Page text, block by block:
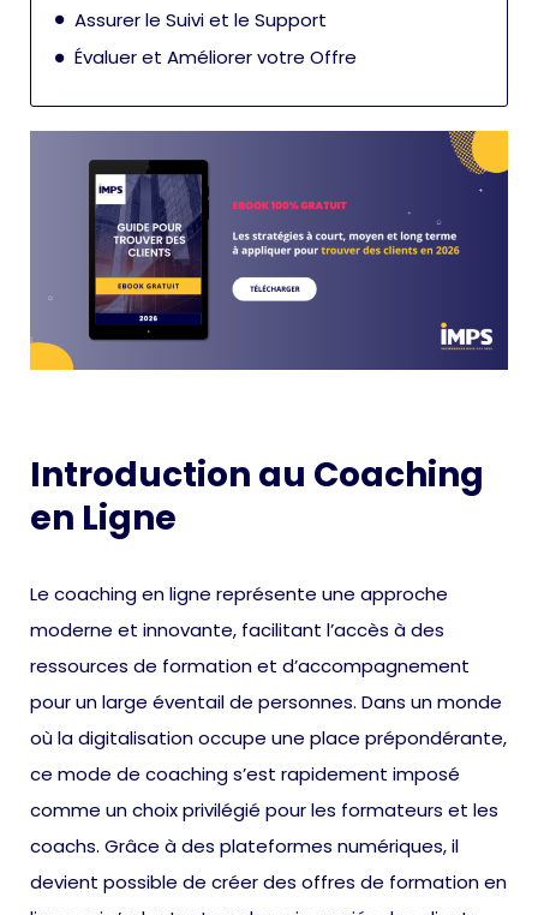
Assurer le Suivi et le Support
Évaluer et Améliorer votre Offre
Introduction au Coaching
en Ligne
Le coaching en ligne représente une approche
moderne et innovante, facilitant l’accès à des
ressources de formation et d’accompagnement
pour un large éventail de personnes. Dans un monde
où la digitalisation occupe une place prépondérante,
ce mode de coaching s’est rapidement imposé
comme un choix privilégié pour les formateurs et les
coachs. Grâce à des plateformes numériques, il
devient possible de créer des offres de formation en